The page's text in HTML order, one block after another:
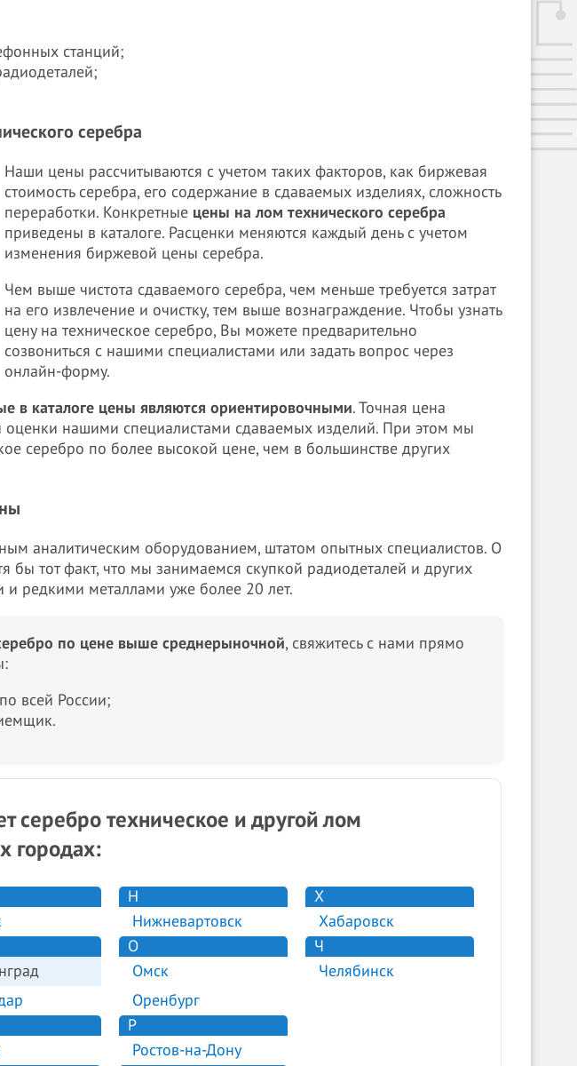
станций;
серебра
Наши цены рассчитываются с учетом таких факторов, как биржевая
стоимость серебра, его содержание в сдаваемых изделиях, сложность
переработки. Конкретные цены на лом технического серебра
приведены в каталоге. Расценки меняются каждый день с учетом
изменения биржевой цены серебра.
Чем выше чистота сдаваемого серебра, чем меньше требуется затрат
на его извлечение и очистку, тем выше вознаграждение. Чтобы узнать
цену на техническое серебро, Вы можете предварительно
созвониться с нашими специалистами или задать вопрос через
онлайн-форму.
в каталоге цены являются ориентировочными. Точная цена
оценки нашими специалистами сдаваемых изделий. При этом мы
серебро по более высокой цене, чем в большинстве других
аналитическим оборудованием, штатом опытных специалистов. О
бы тот факт, что мы занимаемся скупкой радиодеталей и других
редкими металлами уже более 20 лет.
по цене выше среднерыночной, свяжитесь с нами прямо
всей России;
серебро техническое и другой лом
городах:
Н
Нижневартовск
О
Омск
Оренбург
Р
Ростов-на-Дону
Х
Хабаровск
Ч
Челябинск